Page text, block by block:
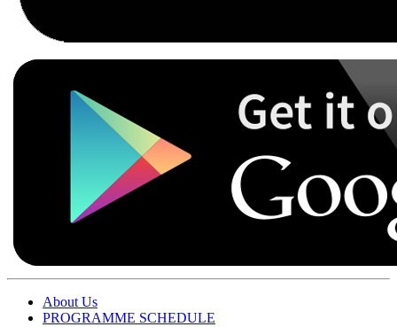
About Us
PROGRAMME SCHEDULE